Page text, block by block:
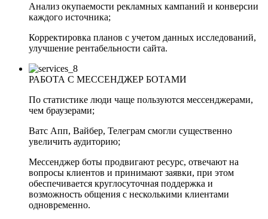
Анализ окупаемости рекламных кампаний и конверсии
каждого источника;
Корректировка планов с учетом данных исследований,
улучшение рентабельности сайта.
РАБОТА С МЕССЕНДЖЕР БОТАМИ
По статистике люди чаще пользуются мессенджерами,
чем браузерами;
Ватс Апп, Вайбер, Телеграм смогли существенно
увеличить аудиторию;
Мессенджер боты продвигают ресурс, отвечают на
вопросы клиентов и принимают заявки, при этом
обеспечивается круглосуточная поддержка и
возможность общения с несколькими клиентами
одновременно.